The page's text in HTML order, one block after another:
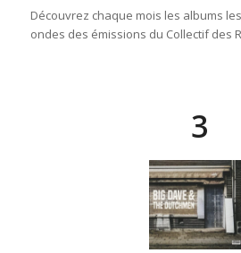
Découvrez chaque mois les albums
ondes des émissions du Collectif des
3